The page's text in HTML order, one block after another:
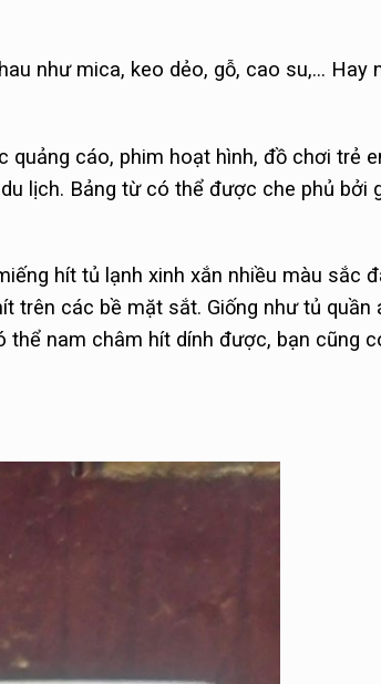
như mica, keo dẻo, gỗ, cao su,… Hay
cáo, phim hoạt hình, đồ chơi trẻ
lịch. Bảng từ có thể được che phủ bởi
hít tủ lạnh xinh xắn nhiều màu sắc
trên các bề mặt sắt. Giống như tủ quần
thể nam châm hít dính được, bạn cũng